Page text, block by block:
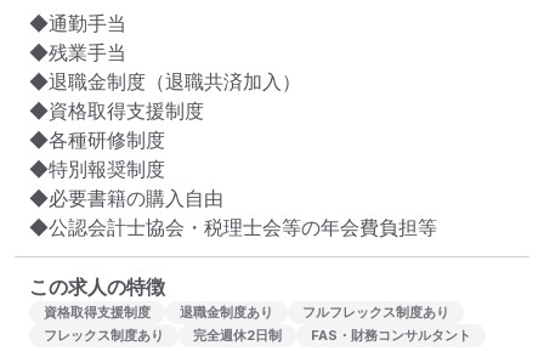
◆通勤手当
◆残業手当
◆退職金制度（退職共済加入）
◆資格取得支援制度
◆各種研修制度
◆特別報奨制度
◆必要書籍の購入自由
◆公認会計士協会・税理士会等の年会費負担等
この求人の特徴
資格取得支援制度 退職金制度あり
フルフレックス制度あり
フレックス制度あり
完全週休2日制 FAS・財務コンサルタント